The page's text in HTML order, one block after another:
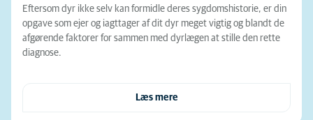
Eftersom dyr ikke selv kan formidle deres sygdomshistorie, er din
opgave som ejer og iagttager af dit dyr meget vigtig og blandt de
afgørende faktorer for sammen med dyrlægen at stille den rette
diagnose.
Læs mere